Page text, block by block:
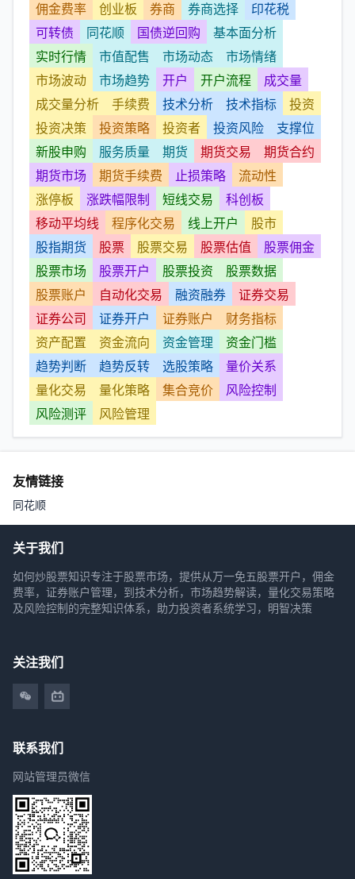
佣金费率
创业板 券商 券商选择
印花税
可转债
同花顺 国债逆回购
基本面分析
实时行情
市值配售 市场动态
市场情绪
市场波动
市场趋势 开户 开户流程
成交量
成交量分析
手续费 技术分析 技术指标
投资
投资决策
投资策略 投资者 投资风险
支撑位
新股申购
服务质量 期货 期货交易
期货合约
期货市场
期货手续费 止损策略
流动性
涨停板
涨跌幅限制 短线交易
科创板
移动平均线
程序化交易 线上开户
股市
股指期货
股票 股票交易 股票估值
股票佣金
股票市场
股票开户 股票投资
股票数据
股票账户
自动化交易 融资融券
证券交易
证券公司
证券开户 证券账户
财务指标
资产配置
资金流向 资金管理
资金门槛
趋势判断
趋势反转 选股策略
量价关系
量化交易
量化策略 集合竞价
风险控制
风险测评
风险管理
友情链接
同花顺
关于我们
如何炒股票知识专注于股票市场，提供从万一免五股票开户，佣金
费率，证券账户管理，到技术分析，市场趋势解读，量化交易策略
及风险控制的完整知识体系，助力投资者系统学习，明智决策
关注我们
联系我们
网站管理员微信